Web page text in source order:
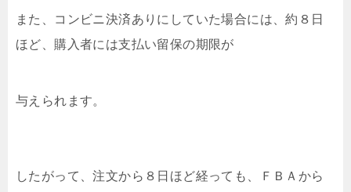
また、コンビニ決済ありにしていた場合には、約８日
ほど、購入者には支払い留保の期限が
与えられます。
したがって、注文から８日ほど経っても、ＦＢＡから